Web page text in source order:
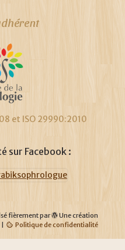
et ISO 29990:2010
sur Facebook :
fièrement par
Une création
Politique de confidentialité